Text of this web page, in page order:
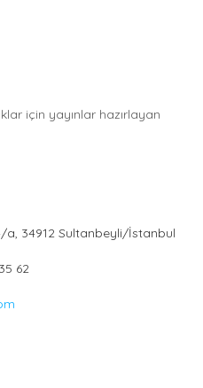
için yayınlar hazırlayan
a, 34912 Sultanbeyli/İstanbul
62